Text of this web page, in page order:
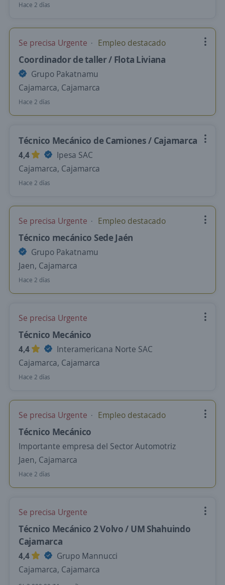
Hace 2 días
Se precisa Urgente Empleo destacado
Coordinador de taller / Flota Liviana
Grupo Pakatnamu
Cajamarca, Cajamarca
Hace 2 días
Técnico Mecánico de Camiones / Cajamarca
4,4
Ipesa SAC
Cajamarca, Cajamarca
Hace 2 días
Se precisa Urgente Empleo destacado
Técnico mecánico Sede Jaén
Grupo Pakatnamu
Jaen, Cajamarca
Hace 2 días
Se precisa Urgente
Técnico Mecánico
4,4
Interamericana Norte SAC
Cajamarca, Cajamarca
Hace 2 días
Se precisa Urgente Empleo destacado
Técnico Mecánico
Importante empresa del Sector Automotriz
Jaen, Cajamarca
Hace 2 días
Se precisa Urgente
Técnico Mecánico 2 Volvo / UM Shahuindo
Cajamarca
4,4
Grupo Mannucci
Cajamarca, Cajamarca